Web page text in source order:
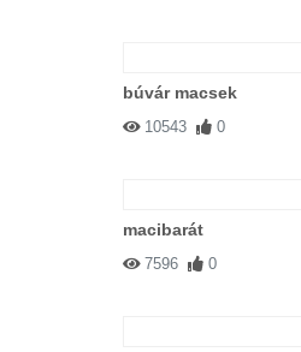
búvár macsek
10543 0
macibarát
7596 0